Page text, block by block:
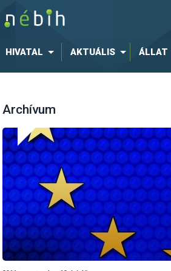
HIVATAL AKTUÁLIS ÁLLAT
Archívum